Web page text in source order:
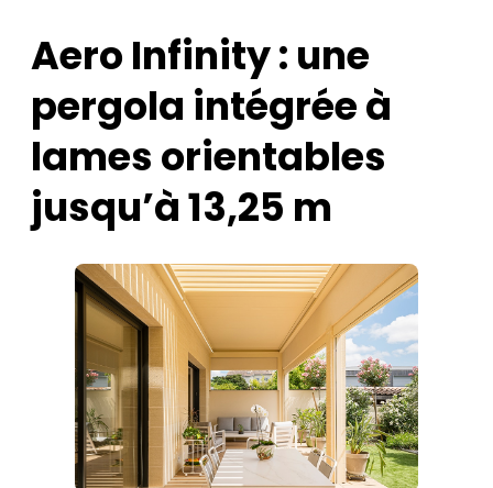
Aero Infinity : une
pergola intégrée à
lames orientables
jusqu’à 13,25 m